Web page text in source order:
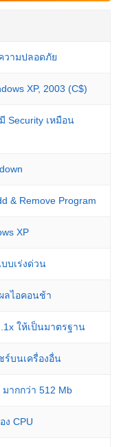
วามปลอดภัย
XP, 2003 (C$)
Security เหมือน
& Remove Program
XP
บเร่งด่วน
ลไอคอนช้า
ให้เป็นมาตรฐาน
ร์บนเครื่องอื่น
ากกว่า 512 Mb
ง CPU